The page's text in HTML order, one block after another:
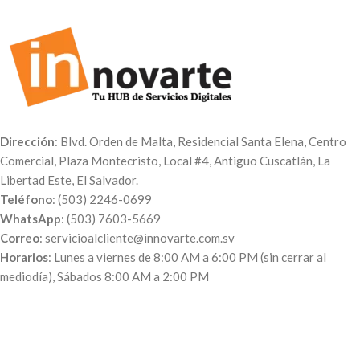
Pedidos de 25 cajas - $0.60 c/u
Pedidos de 5 cajas - $0.75 c/u
Dirección: Blvd. Orden de Malta, Residencial Santa Elena, Centro
Comercial, Plaza Montecristo, Local #4, Antiguo Cuscatlán, La
Libertad Este, El Salvador.
Teléfono: (503) 2246-0699
WhatsApp: (503) 7603-5669
Correo: servicioalcliente@innovarte.com.sv
Horarios: Lunes a viernes de 8:00 AM a 6:00 PM (sin cerrar al
mediodía), Sábados 8:00 AM a 2:00 PM